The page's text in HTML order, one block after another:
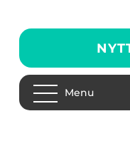
Menu